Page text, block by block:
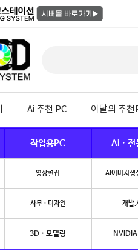
Ai 추천 PC 이달의 추천
작업용PC Ai · 전
영상편집 AI이미지생
사무 · 디자인 개발.
3D · 모델링